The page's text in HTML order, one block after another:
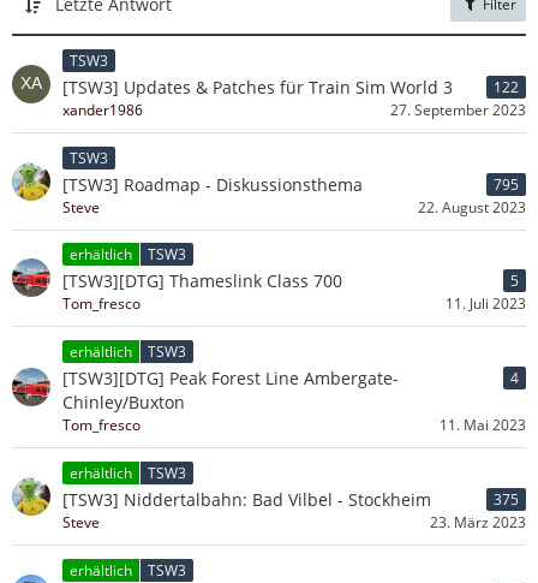
Filter
TSW3
[TSW3] Updates & Patches für Train Sim World 3
122
xander1986
27. September 2023
TSW3
[TSW3] Roadmap - Diskussionsthema
795
Steve
22. August 2023
erhältlich TSW3
[TSW3][DTG] Thameslink Class 700
5
Tom_fresco
11. Juli 2023
erhältlich TSW3
[TSW3][DTG] Peak Forest Line Ambergate-
Chinley/Buxton
4
Tom_fresco 11. Mai 2023
erhältlich TSW3
[TSW3] Niddertalbahn: Bad Vilbel - Stockheim
375
Steve
23. März 2023
erhältlich TSW3